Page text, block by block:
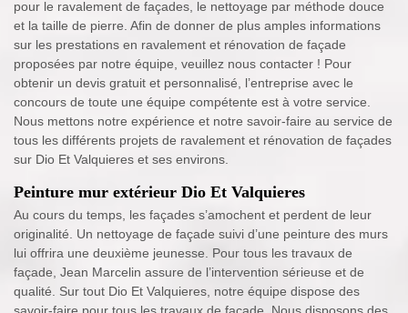
pour le ravalement de façades, le nettoyage par méthode douce
et la taille de pierre. Afin de donner de plus amples informations
sur les prestations en ravalement et rénovation de façade
proposées par notre équipe, veuillez nous contacter ! Pour
obtenir un devis gratuit et personnalisé, l’entreprise avec le
concours de toute une équipe compétente est à votre service.
Nous mettons notre expérience et notre savoir-faire au service de
tous les différents projets de ravalement et rénovation de façades
sur Dio Et Valquieres et ses environs.
Peinture mur extérieur Dio Et Valquieres
Au cours du temps, les façades s’amochent et perdent de leur
originalité. Un nettoyage de façade suivi d’une peinture des murs
lui offrira une deuxième jeunesse. Pour tous les travaux de
façade, Jean Marcelin assure de l’intervention sérieuse et de
qualité. Sur tout Dio Et Valquieres, notre équipe dispose des